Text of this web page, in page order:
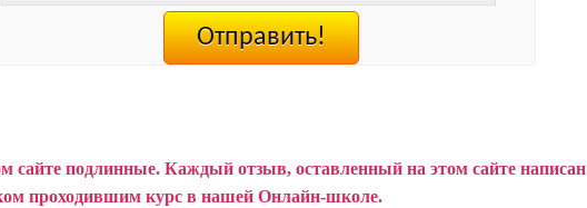
сайте подлинные. Каждый отзыв, оставленный на этом сайте написан
проходившим курс в нашей Онлайн-школе.